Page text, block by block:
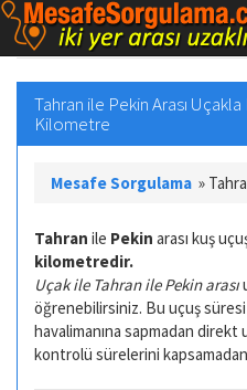
Tahran ile Pekin Arası
Kilometre
Mesafe Sorgulama »
Tahran ile Pekin arası kuş
kilometredir.
Uçak ile Tahran ile Pekin arası
öğrenebilirsiniz. Bu uçuş
havalimanına sapmadan direkt
kontrolü sürelerini